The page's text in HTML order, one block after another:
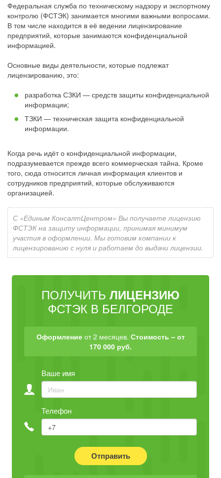
Федеральная служба по техническому надзору и экспортному
контролю (ФСТЭК) занимается многими важными вопросами.
В том числе находится в её ведении лицензирование
предприятий, которые занимаются конфиденциальной
информацией.
Основные виды деятельности, которые подлежат
лицензированию, это:
разработка СЗКИ — средств защиты конфиденциальной
информации;
ТЗКИ — техническая защита конфиденциальной
информации.
Когда речь идёт о конфиденциальной информации,
подразумевается прежде всего коммерческая тайна. Кроме
того, сюда относится личная информация клиентов и
сотрудников предприятий, которые обслуживаются
организацией.
С «Единым КонсалтЦентром» Вы получаете лицензию
ФСТЭК на защиту информации, принимая минимум
участия в оформлении. Мы готовим компании к
лицензированию с нуля и работаем до выдачи лицензии.
ПОЛУЧИТЬ ЛИЦЕНЗИЮ
ФСТЭК В БЕЛГОРОДЕ
Оформлениеот 2 месяцев. Стоимость – от
170 000 руб.
Ваше имя
Телефон
Отправить